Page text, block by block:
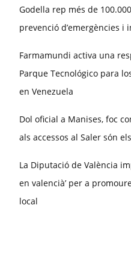
Godella rep més de
prevenció d’emergències i
Farmamundi activa una
Parque Tecnológico para
en Venezuela
Dol oficial a Manises, foc
als accessos al Saler són
La Diputació de València
en valencià’ per a
local